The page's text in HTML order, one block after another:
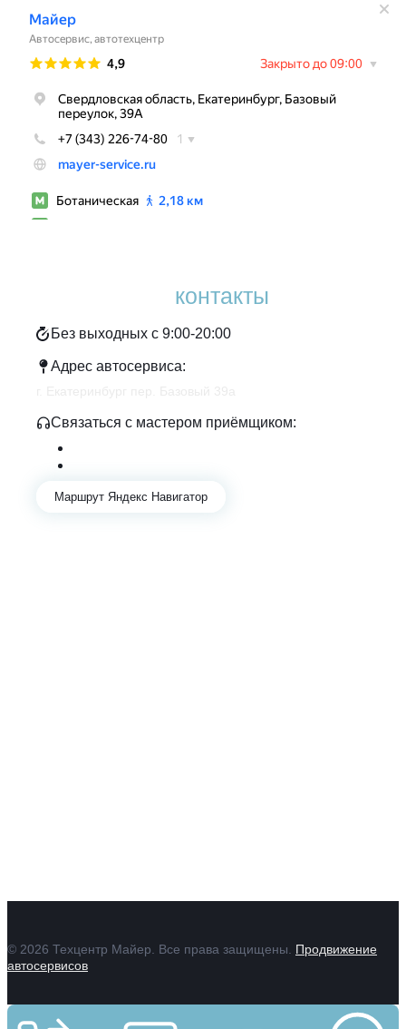
контакты
Без выходных с 9:00-20:00
Адрес автосервиса:
Связаться с мастером приёмщиком:
Маршрут Яндекс Навигатор
© 2026 Техцентр Майер. Все права защищены. Продвижение
автосервисов